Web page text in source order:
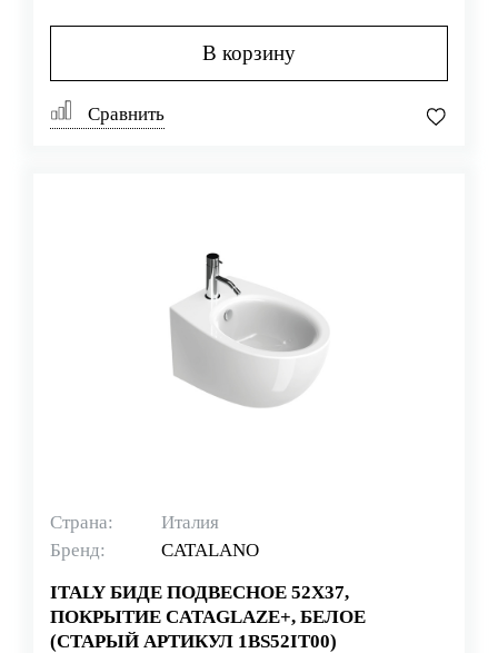
В корзину
Сравнить
Страна:
Италия
Бренд:
CATALANO
ITALY БИДЕ ПОДВЕСНОЕ 52Х37,
ПОКРЫТИЕ CATAGLAZE+, БЕЛОЕ
(СТАРЫЙ АРТИКУЛ 1BS52IT00)